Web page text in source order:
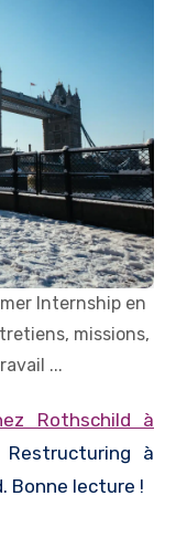
Internship en
missions,
...
Rothschild à
à
Bonne lecture !